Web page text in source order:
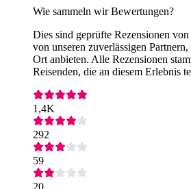
Wie sammeln wir Bewertungen?
Dies sind geprüfte Rezensionen
von unseren zuverlässigen
Ort anbieten. Alle Rezensionen
Reisenden, die an diesem Erlebnis
1,4K
292
59
20